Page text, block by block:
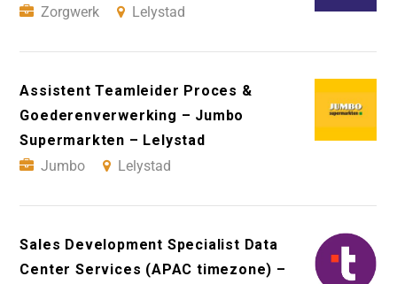
Zorgwerk
Lelystad
Assistent Teamleider Proces &
Goederenverwerking – Jumbo
Supermarkten – Lelystad
Jumbo
Lelystad
Sales Development Specialist Data
Center Services (APAC timezone) –